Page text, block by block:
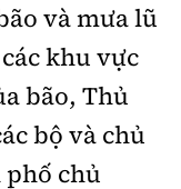
và mưa lũ
khu vực
bão, Thủ
bộ và chủ
chủ